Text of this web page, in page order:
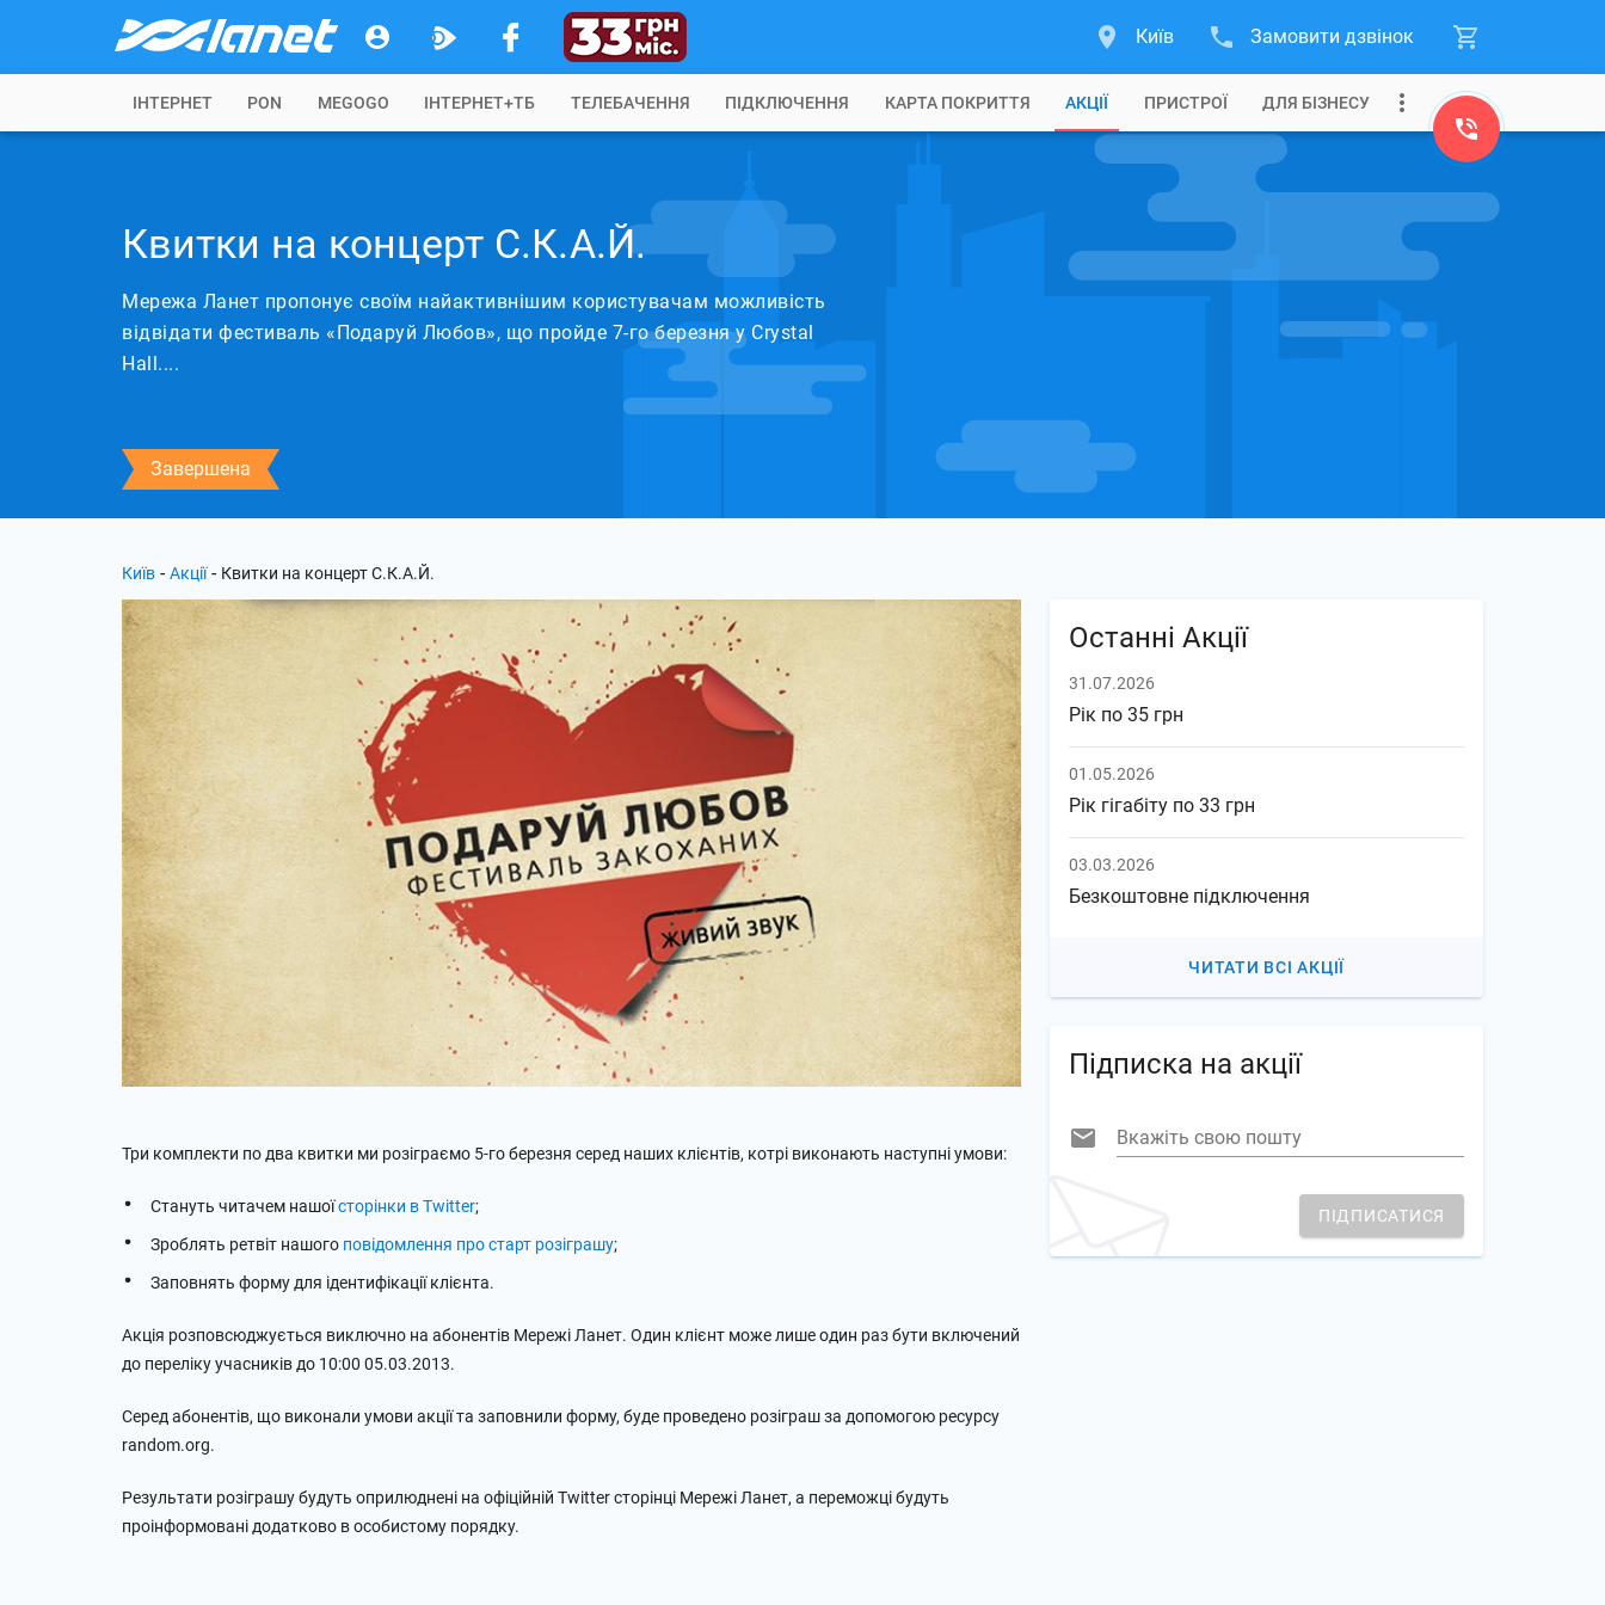
Київ Замовити дзвінок
IНТЕРНЕТ PON MEGOGO ІНТЕРНЕТ+ТБ ТЕЛЕБАЧЕННЯ ПІДКЛЮЧЕННЯ КАРТА ПОКРИТТЯ АКЦІЇ ПРИСТРОЇ ДЛЯ БІЗНЕСУ
Квитки на концерт С.К.А.Й.
Мережа Ланет пропонує своїм найактивнішим користувачам можливість
відвідати фестиваль «Подаруй Любов», що пройде 7-го березня у Crystal
Hall....
Завершена
Київ - Акції - Квитки на концерт С.К.А.Й.
Три комплекти по два квитки ми розіграємо 5-го березня серед наших клієнтів, котрі виконають наступні умови:
Стануть читачем нашоїсторінки в Twitter;
Зроблять ретвіт нашого повідомлення про старт розіграшу;
Заповнять форму для ідентифікації клієнта.
Акція розповсюджується виключно на абонентів Мережі Ланет. Один клієнт може лише один раз бути включений
до переліку учасників до 10:00 05.03.2013.
Серед абонентів, що виконали умови акції та заповнили форму, буде проведено розіграш за допомогою ресурсу
random.org.
Результати розіграшу будуть оприлюднені на офіційній Twitter сторінці Мережі Ланет, а переможці будуть
проінформовані додатково в особистому порядку.
Останні Акції
31.07.2026
Рік по 35 грн
01.05.2026
Рік гігабіту по 33 грн
03.03.2026
Безкоштовне підключення
ЧИТАТИ ВСІ АКЦІЇ
Підписка на акції
Вкажіть свою пошту
ПІДПИСАТИСЯ